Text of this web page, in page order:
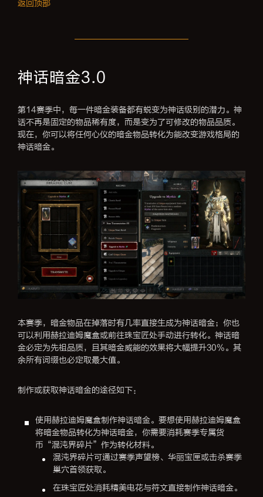
返回顶部
神话暗金3.0
第14赛季中，每一件暗金装备都有蜕变为神话级别的潜力。神
话不再是固定的物品稀有度，而是变为了可修改的物品品质。
现在，你可以将任何心仪的暗金物品转化为能改变游戏格局的
神话暗金。
本赛季，暗金物品在掉落时有几率直接生成为神话暗金；你也
可以利用赫拉迪姆魔盒或前往珠宝匠处手动进行转化。神话暗
金必定为先祖品质，且其暗金威能的效果将大幅提升30%。其
余所有词缀也必定取最大值。
制作或获取神话暗金的途径如下：
使用赫拉迪姆魔盒制作神话暗金。要想使用赫拉迪姆魔盒
将暗金物品转化为神话暗金，你需要消耗赛季专属货
币“混沌界碎片”作为转化材料。
混沌界碎片可通过赛季声望榜、华丽宝匣或击杀赛季
巢穴首领获取。
在珠宝匠处消耗精美电花与符文直接制作神话暗金。